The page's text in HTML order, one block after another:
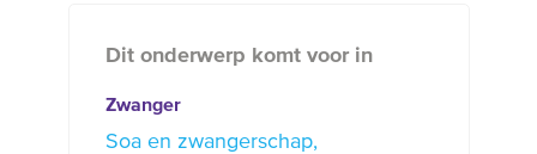
Dit onderwerp komt voor in
Zwanger
Soa en zwangerschap